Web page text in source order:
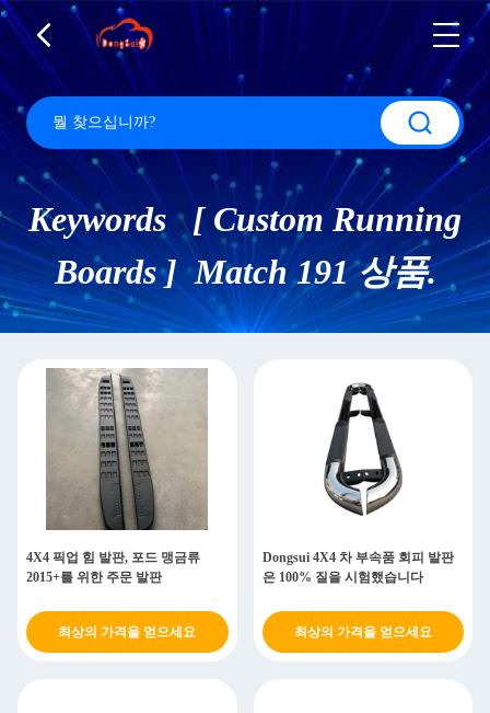
Keywords [ Custom Running
Boards ] Match 191 상품.
4X4 픽업 힘 발판, 포드 맹금류
2015+를 위한 주문 발판
최상의 가격을 얻으세요
Dongsui 4X4 차 부속품 회피 발판
은 100% 질을 시험했습니다
최상의 가격을 얻으세요